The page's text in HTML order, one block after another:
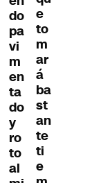
do
pa
vi
m
en
ta
do
y
ro
to
al
e
to
m
ar
á
ba
st
an
te
ti
e